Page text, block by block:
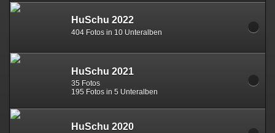
HuSchu 2022
404 Fotos in 10 Unteralben
HuSchu 2021
35 Fotos
195 Fotos in 5 Unteralben
HuSchu 2020